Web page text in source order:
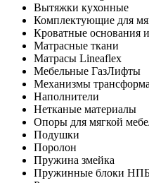
Вытяжки кухонные
Комплектующие для
Кроватные основания
Матрасные ткани
Матрасы Lineaflex
Мебельные ГазЛифты
Механизмы
Наполнители
Нетканые материалы
Опоры для мягкой
Подушки
Поролон
Пружина змейка
Пружинные блоки